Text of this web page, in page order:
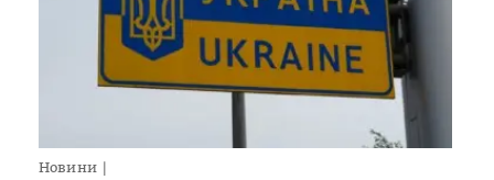
Новини